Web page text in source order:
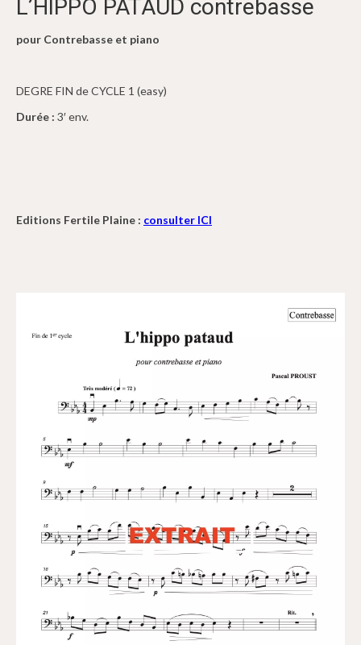
L’HIPPO PATAUD contrebasse
pour Contrebasse et piano
DEGRE FIN de CYCLE 1 (easy)
Durée : 3′ env.
Editions Fertile Plaine : consulter ICI